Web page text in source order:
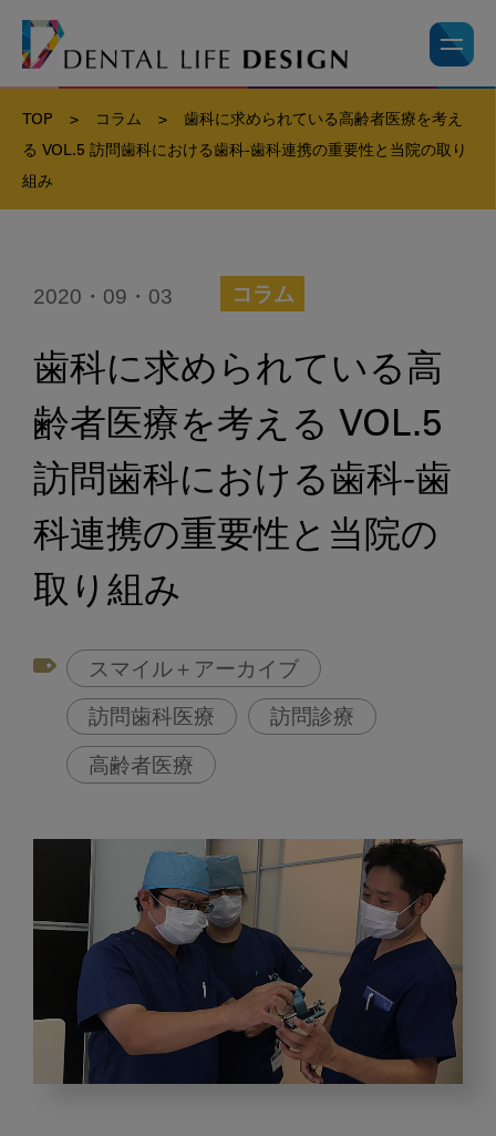
TOP > コラム >
歯科に求められている高齢者医療を考え
る VOL.5 訪問歯科における歯科-歯科連携の重要性と当院の取り
組み
2020・09・03 コラム
歯科に求められている高
齢者医療を考える VOL.5
訪問歯科における歯科-歯
科連携の重要性と当院の
取り組み
スマイル＋アーカイブ
訪問歯科医療 訪問診療
高齢者医療